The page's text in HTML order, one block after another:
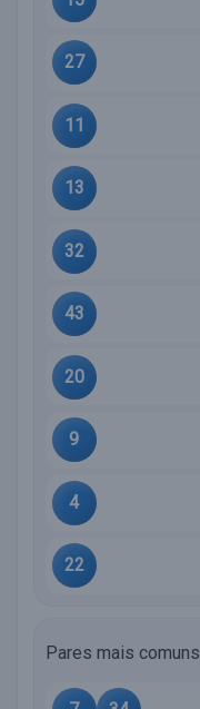
27
11
13
32
43
20
9
4
22
Pares mais comuns